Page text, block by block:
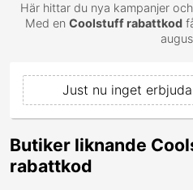
Här hittar du nya kampanjer
Med en Coolstuff rabattkod
Just nu inget
Butiker liknande
rabattkod